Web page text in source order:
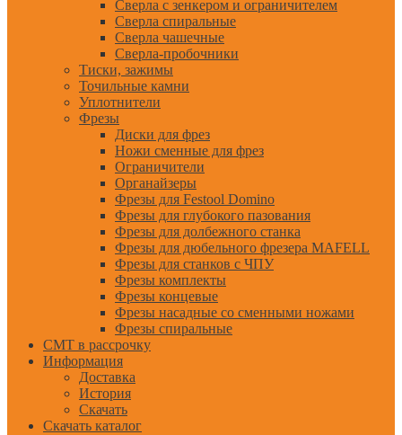
Сверла с зенкером и ограничителем
Сверла спиральные
Сверла чашечные
Сверла-пробочники
Тиски, зажимы
Точильные камни
Уплотнители
Фрезы
Диски для фрез
Ножи сменные для фрез
Ограничители
Органайзеры
Фрезы для Festool Domino
Фрезы для глубокого пазования
Фрезы для долбежного станка
Фрезы для дюбельного фрезера MAFELL
Фрезы для станков с ЧПУ
Фрезы комплекты
Фрезы концевые
Фрезы насадные со сменными ножами
Фрезы спиральные
CMT в рассрочку
Информация
Доставка
История
Скачать
Скачать каталог